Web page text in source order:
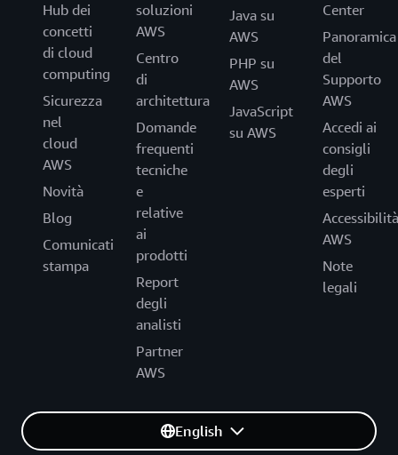
Hub dei
concetti
di cloud
computing
Sicurezza
nel
cloud
AWS
Novità
Blog
Comunicati
stampa
soluzioni
AWS
Centro
di
architettura
Domande
frequenti
tecniche
e
relative
ai
prodotti
Report
degli
analisti
Partner
AWS
Java su
AWS
PHP su
AWS
JavaScript
su AWS
Center
Panoramica
del
Supporto
AWS
Accedi ai
consigli
degli
esperti
Accessibilità
AWS
Note
legali
English